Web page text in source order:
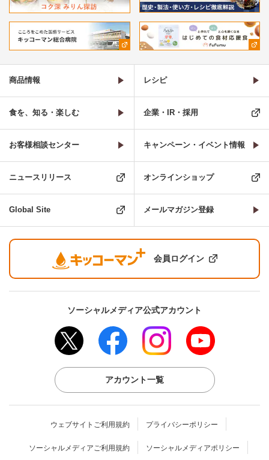
商品情報 レシピ
食を、知る・楽しむ 企業・IR・採用
お客様相談センター キャンペーン・イベント情報
ニュースリリース オンラインショップ
Global Site メールマガジン登録
会員ログイン
ソーシャルメディア公式アカウント
アカウント一覧
ウェブサイトご利用規約 プライバシーポリシー
ソーシャルメディアご利用規約 ソーシャルメディアポリシー